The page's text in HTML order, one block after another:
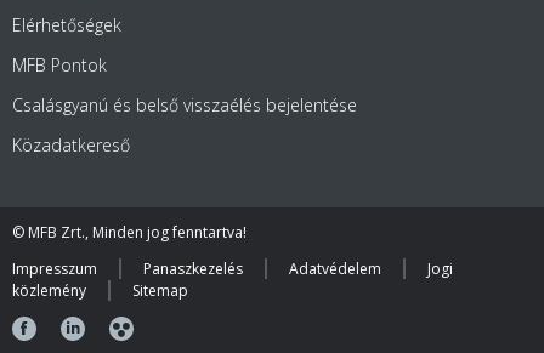
Elérhetőségek
MFB Pontok
Csalásgyanú és belső visszaélés bejelentése
Közadatkereső
© MFB Zrt., Minden jog fenntartva!
Impresszum
Panaszkezelés Adatvédelem
Jogi
közlemény
Sitemap